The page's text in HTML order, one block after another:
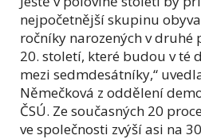
nejpočetnější skupinu
ročníky narozených v druhé
20. století, které budou v té
mezi sedmdesátníky,“
Němečková z oddělení
ČSÚ. Ze současných 20
ve společnosti zvýší asi na